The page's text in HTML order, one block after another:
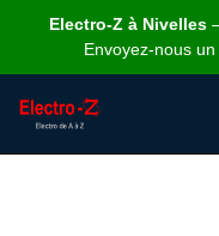
Electro-Z à Nivelles
Envoyez-nous